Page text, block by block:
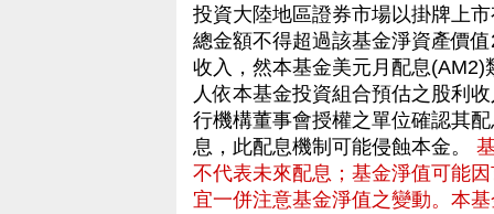
投資大陸地區證券市場以掛牌上
總金額不得超過該基金淨資產價
收入，然本基金美元月配息
人依本基金投資組合預估之股利
行機構董事會授權之單位確認其
息，此配息機制可能侵蝕本金。
不代表未來配息；基金淨值可能
宜一併注意基金淨值之變動。本